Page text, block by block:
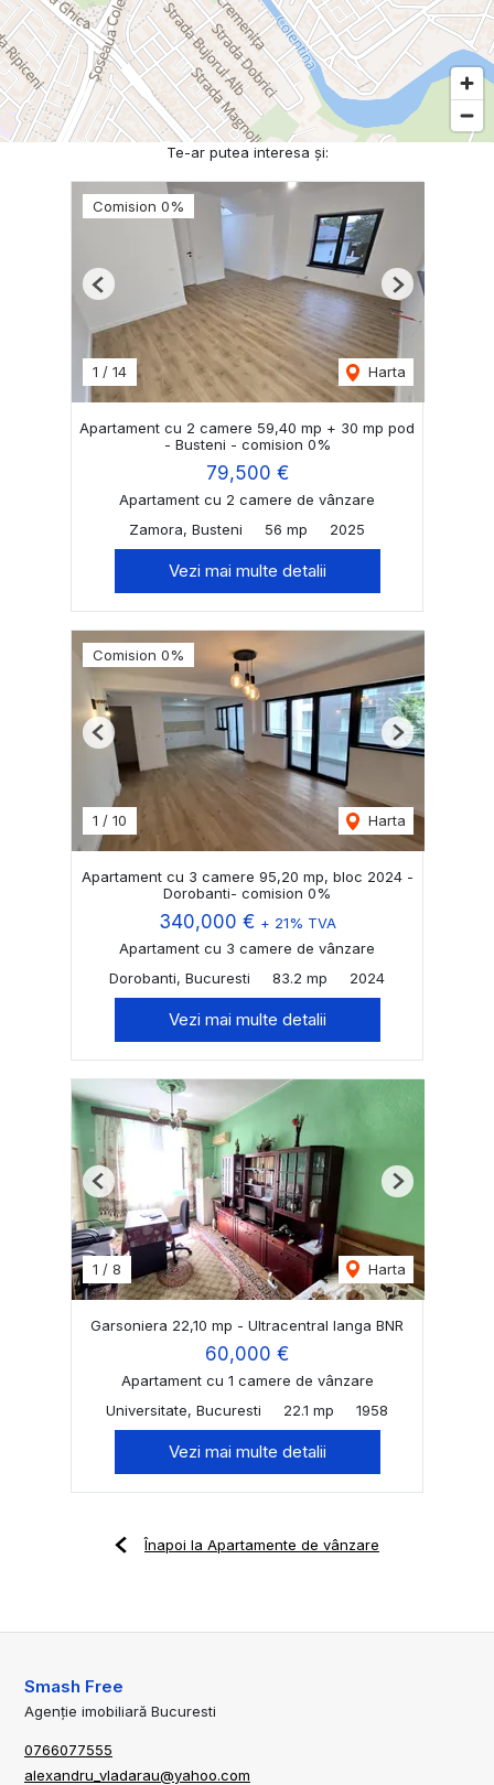
Te-ar putea interesa și:
Comision 0%
1 / 14 Harta
Previous Next
Apartament cu 2 camere 59,40 mp + 30 mp pod
- Busteni - comision 0%
79,500 €
Apartament cu 2 camere de vânzare
Zamora, Busteni
56 mp 2025
Vezi mai multe detalii
Comision 0%
1 / 10 Harta
Previous Next
Apartament cu 3 camere 95,20 mp, bloc 2024 -
Dorobanti- comision 0%
340,000 € + 21% TVA
Apartament cu 3 camere de vânzare
Dorobanti, Bucuresti
83.2 mp 2024
Vezi mai multe detalii
1 / 8 Harta
Previous Next
Garsoniera 22,10 mp - Ultracentral langa BNR
60,000 €
Apartament cu 1 camere de vânzare
Universitate, Bucuresti
22.1 mp 1958
Vezi mai multe detalii
Înapoi la Apartamente de vânzare
Smash Free
Agenție imobiliară Bucuresti
0766077555
alexandru_vladarau@yahoo.com